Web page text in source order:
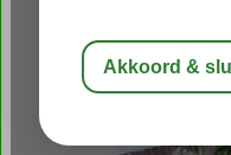
The